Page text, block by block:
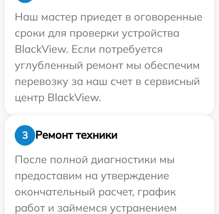
Наш мастер приедет в оговоренные
сроки для проверки устройства
BlackView. Если потребуется
углубленный ремонт мы обеспечим
перевозку за наш счет в сервисный
центр BlackView.
3
Ремонт техники
После полной диагностики мы
предоставим на утверждение
окончательный расчет, график
работ и займемся устранением